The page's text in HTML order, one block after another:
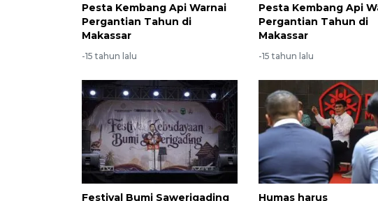
Pesta Kembang Api Warnai
Pergantian Tahun di
Makassar
-15 tahun lalu
Pesta Kembang Api
Pergantian Tahun di
Makassar
-15 tahun lalu
Festival Bumi Sawerigading
Humas harus